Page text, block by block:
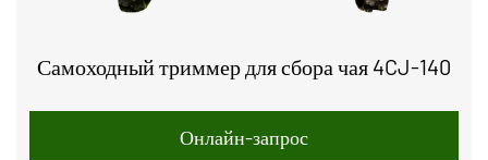
Самоходный триммер для сбора чая 4CJ-140
Онлайн-запрос